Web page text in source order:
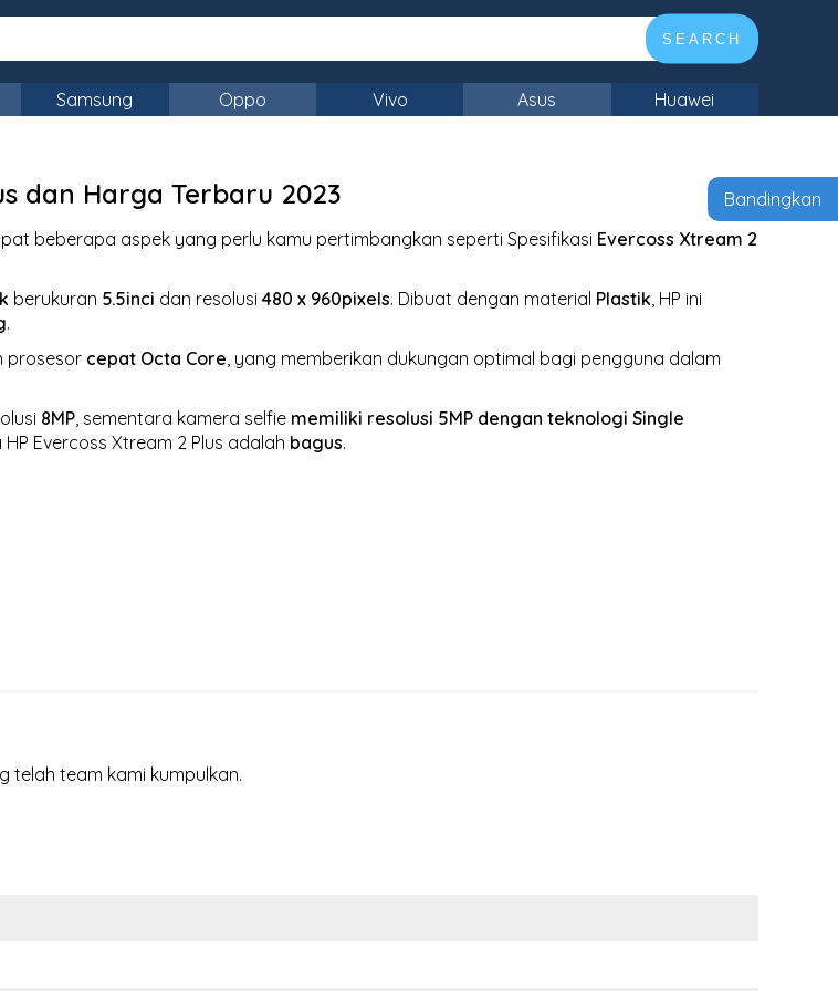
SEARCH
Samsung Oppo Vivo Asus Huawei
dan Harga Terbaru 2023
beberapa aspek yang perlu kamu pertimbangkan seperti Spesifikasi Evercoss Xtream 2
berukuran 5.5inci dan resolusi480 x 960pixels. Dibuat dengan material Plastik, HP ini
.
prosesor cepat Octa Core, yang memberikan dukungan optimal bagi pengguna dalam
8MP, sementara kamera selfie memiliki resolusi 5MP dengan teknologi Single
Evercoss Xtream 2 Plus adalah bagus.
telah team kami kumpulkan.
Bandingkan